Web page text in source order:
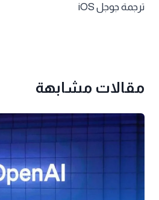
ترجمة جوجل iOS
مقالات مشابهة